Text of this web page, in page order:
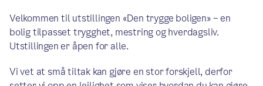
Velkommen til utstillingen «Den trygge boligen» – en
bolig tilpasset trygghet, mestring og hverdagsliv.
Utstillingen er åpen for alle.
Vi vet at små tiltak kan gjøre en stor forskjell, derfor